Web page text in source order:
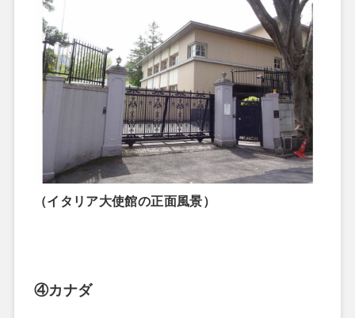
（イタリア大使館の正面風景）
④カナダ